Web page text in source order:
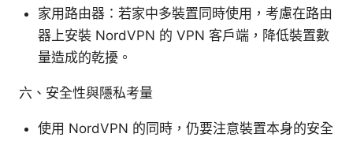
家用路由器：若家中多裝置同時使用，考慮在路由
器上安裝 NordVPN 的 VPN 客戶端，降低裝置數
量造成的乾擾。
六、安全性與隱私考量
使用 NordVPN 的同時，仍要注意裝置本身的安全